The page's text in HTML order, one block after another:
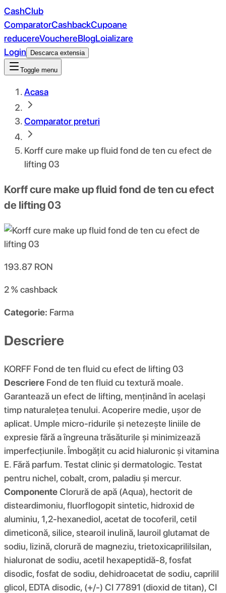
CashClub
ComparatorCashbackCupoane
reducereVouchereBlogLoializare
Login
Descarca extensia
Toggle menu
Acasa
Comparator preturi
Korff cure make up fluid fond de ten cu efect de
lifting 03
Korff cure make up fluid fond de ten cu efect
de lifting 03
193.87 RON
2 %cashback
Categorie: Farma
Descriere
KORFF Fond de ten fluid cu efect de lifting 03
Descriere Fond de ten fluid cu textură moale.
Garantează un efect de lifting, menținând în același
timp naturalețea tenului. Acoperire medie, ușor de
aplicat. Umple micro-ridurile și netezește liniile de
expresie fără a îngreuna trăsăturile și minimizează
imperfecțiunile. Îmbogățit cu acid hialuronic și vitamina
E. Fără parfum. Testat clinic și dermatologic. Testat
pentru nichel, cobalt, crom, paladiu și mercur.
ComponenteClorură de apă (Aqua), hectorit de
disteardimoniu, fluorflogopit sintetic, hidroxid de
aluminiu, 1,2-hexanediol, acetat de tocoferil, cetil
dimeticonă, silice, stearoil inulină, lauroil glutamat de
sodiu, lizină, clorură de magneziu, trietoxicaprililsilan,
hialuronat de sodiu, acetil hexapeptidă-8, fosfat
disodic, fosfat de sodiu, dehidroacetat de sodiu, caprilil
glicol, EDTA disodic, (+/-) CI 77891 (dioxid de titan), CI